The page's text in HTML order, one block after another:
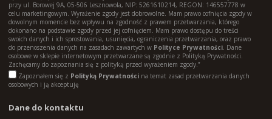
przy ul. Borowej 9A, 05-506 Lesznowola, NIP: 5261610214, REGON: 146557778 w
celu marketingowym. Wyrażenie zgody jest dobrowolne. Mam prawo cofnięcia zgody w
dowolnym momencie bez wpływu na zgodność z prawem przetwarzania, którego
dokonano na podstawie zgody przed jej cofnięciem. Mam prawo dostępu do treści
swoich danych i ich sprostowania, usunięcia, ograniczenia przetwarzania, oraz prawo
do przenoszenia danych na zasadach zawartych w Polityce Prywatności. Dane
osobowe w sklepie internetowym przetwarzane są zgodnie z Polityką Prywatności.
Zachęcamy do zapoznania się z polityką przed wyrażeniem zgody.”
Zapoznałem się z Polityką Prywatności na temat zasad przetwarzania danych
osobowych i ją akceptuję
Dane do kontaktu